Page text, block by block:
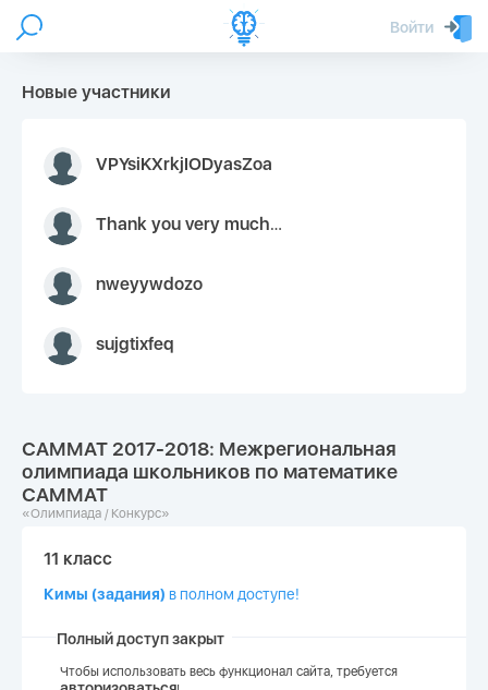
Войти
Новые участники
VPYsiKXrkjIODyasZoa
Thank you very much for your inquiry We appreciate you 9126052 https://youtube.com faceapple !
nweyywdozo
sujgtixfeq
САММАТ 2017-2018: Межрегиональная
олимпиада школьников по математике
САММАТ
«Олимпиада / Конкурс»
11 класс
Кимы (задания) в полном доступе!
Полный доступ закрыт
Чтобы использовать весь функционал сайта, требуется